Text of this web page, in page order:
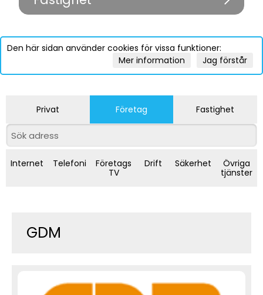
Den här sidan använder cookies för vissa funktioner:
Jag förstår
Mer information
Privat Företag Fastighet
Internet Telefoni
Företags
TV
Drift Säkerhet
Övriga
tjänster
GDM